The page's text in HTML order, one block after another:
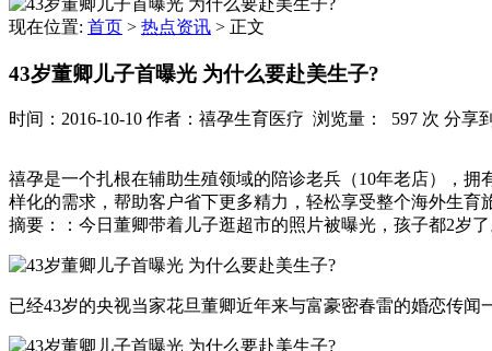
现在位置: 首页 > 热点资讯 > 正文
43岁董卿儿子首曝光 为什么要赴美生子?
时间：2016-10-10 作者：禧孕生育医疗 浏览量： 597 次 分享
禧孕是一个扎根在辅助生殖领域的陪诊老兵（10年老店），
样化的需求，帮助客户省下更多精力，轻松享受整个海外生
摘要：：今日董卿带着儿子逛超市的照片被曝光，孩子都2岁
已经43岁的央视当家花旦董卿近年来与富豪密春雷的婚恋传